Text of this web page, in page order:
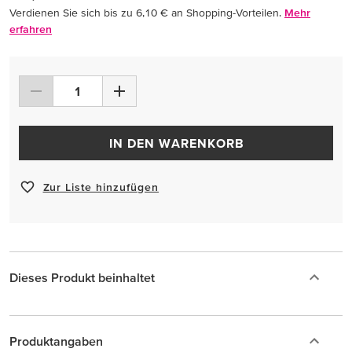
Verdienen Sie sich bis zu 6,10 € an Shopping-Vorteilen. Mehr
erfahren
IN DEN WARENKORB
Zur Liste hinzufügen
Dieses Produkt beinhaltet
Produktangaben